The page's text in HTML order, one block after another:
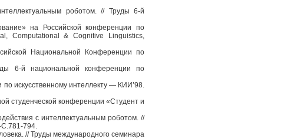
роботом. // Труды 6-й
на Российской конференции по
Computational & Cognitive Linguistics,
Национальной Конференции по
6-й национальной конференции по
искусственному интеллекту — КИИ’98.
студенческой конференции «Студент и
с интеллектуальным роботом. //
С.781-794.
// Труды международного семинара